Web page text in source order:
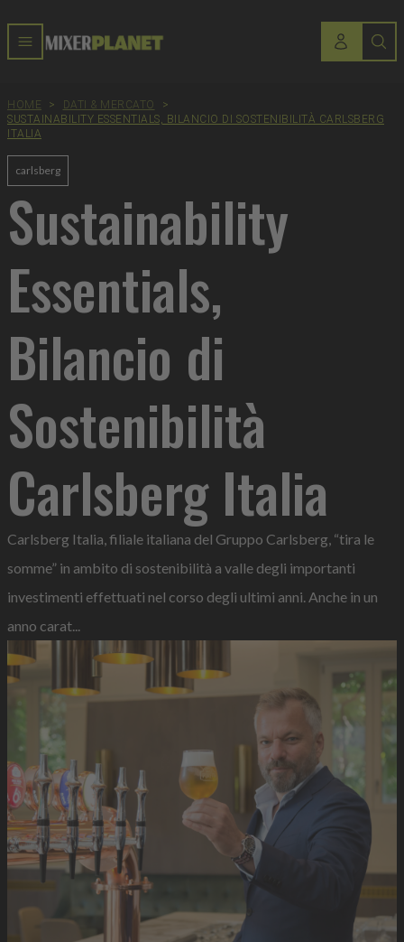
HOME > DATI & MERCATO
>
SUSTAINABILITY ESSENTIALS, BILANCIO DI SOSTENIBILITÀ CARLSBERG
ITALIA
carlsberg
Sustainability
Essentials,
Bilancio di
Sostenibilità
Carlsberg Italia
Carlsberg Italia, filiale italiana del Gruppo Carlsberg, “tira le
somme” in ambito di sostenibilità a valle degli importanti
investimenti effettuati nel corso degli ultimi anni. Anche in un
anno carat...